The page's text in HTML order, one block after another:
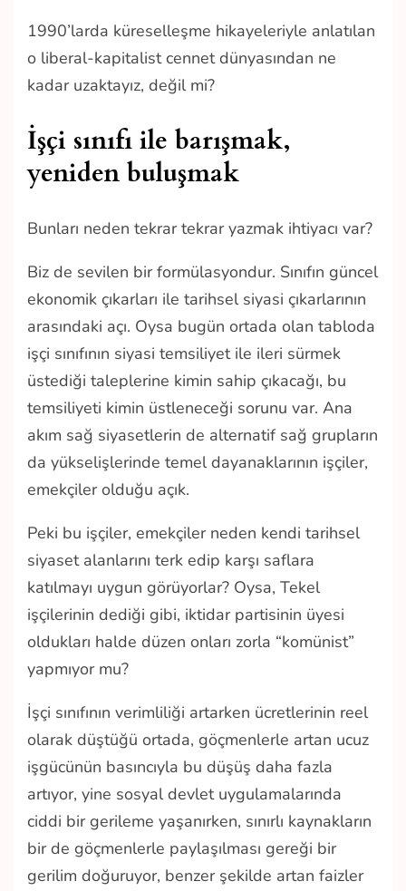
1990’larda küreselleşme hikayeleriyle anlatılan
o liberal-kapitalist cennet dünyasından ne
kadar uzaktayız, değil mi?
İşçi sınıfı ile barışmak,
yeniden buluşmak
Bunları neden tekrar tekrar yazmak ihtiyacı var?
Biz de sevilen bir formülasyondur. Sınıfın güncel
ekonomik çıkarları ile tarihsel siyasi çıkarlarının
arasındaki açı. Oysa bugün ortada olan tabloda
işçi sınıfının siyasi temsiliyet ile ileri sürmek
üstediği taleplerine kimin sahip çıkacağı, bu
temsiliyeti kimin üstleneceği sorunu var. Ana
akım sağ siyasetlerin de alternatif sağ grupların
da yükselişlerinde temel dayanaklarının işçiler,
emekçiler olduğu açık.
Peki bu işçiler, emekçiler neden kendi tarihsel
siyaset alanlarını terk edip karşı saflara
katılmayı uygun görüyorlar? Oysa, Tekel
işçilerinin dediği gibi, iktidar partisinin üyesi
oldukları halde düzen onları zorla “komünist”
yapmıyor mu?
İşçi sınıfının verimliliği artarken ücretlerinin reel
olarak düştüğü ortada, göçmenlerle artan ucuz
işgücünün basıncıyla bu düşüş daha fazla
artıyor, yine sosyal devlet uygulamalarında
ciddi bir gerileme yaşanırken, sınırlı kaynakların
bir de göçmenlerle paylaşılması gereği bir
gerilim doğuruyor, benzer şekilde artan faizler